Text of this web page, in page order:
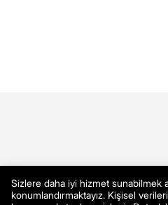
Sizlere daha iyi hizmet sunabilmek
konumlandırmaktayız. Kişisel